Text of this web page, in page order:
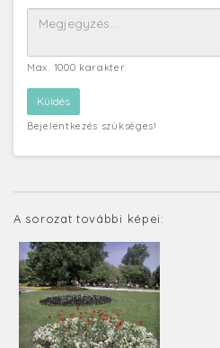
Max. 1000 karakter
Bejelentkezés szükséges!
A sorozat további képei: